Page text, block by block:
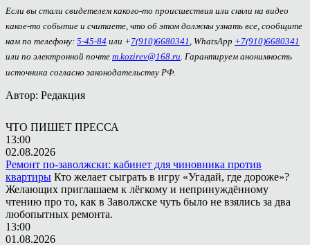
Если вы стали свидетелем какого-то происшествия или сняли на видео
какое-то событие и считаете, что об этом должны узнать все, сообщите
нам по телефону: 5-45-84 или +7(910)6680341 , WhatsApp +7(910)6680341
или по электронной почте m.kozirev@168.ru. Гарантируем анонимность
источника согласно законодательству РФ.
Автор: Редакция
ЧТО ПИШЕТ ПРЕССА
13:00
02.08.2026
Ремонт по-заволжски: кабинет для чиновника против
квартиры Кто желает сыграть в игру «Угадай, где дороже»?
Желающих приглашаем к лёгкому и непринуждённому
чтению про то, как в Заволжске чуть было не взялись за два
любопытных ремонта.
13:00
01.08.2026